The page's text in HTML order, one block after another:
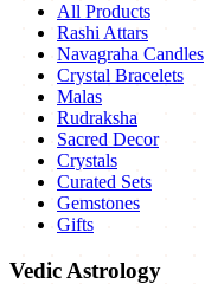
All Products
Rashi Attars
Navagraha Candles
Crystal Bracelets
Malas
Rudraksha
Sacred Decor
Crystals
Curated Sets
Gemstones
Gifts
Vedic Astrology